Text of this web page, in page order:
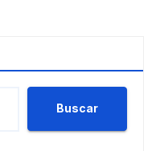
Buscar